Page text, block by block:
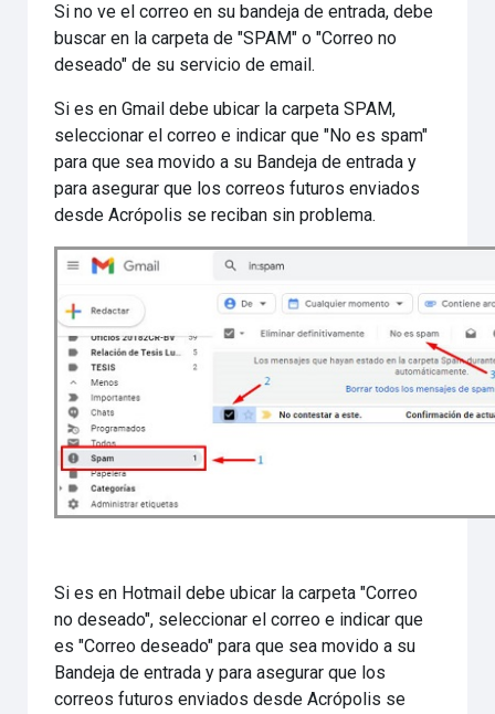
Si no ve el correo en su bandeja de entrada, debe
buscar en la carpeta de "SPAM" o "Correo no
deseado" de su servicio de email.
Si es en Gmail debe ubicar la carpeta SPAM,
seleccionar el correo e indicar que "No es spam"
para que sea movido a su Bandeja de entrada y
para asegurar que los correos futuros enviados
desde Acrópolis se reciban sin problema.
Si es en Hotmail debe ubicar la carpeta "Correo
no deseado", seleccionar el correo e indicar que
es "Correo deseado" para que sea movido a su
Bandeja de entrada y para asegurar que los
correos futuros enviados desde Acrópolis se